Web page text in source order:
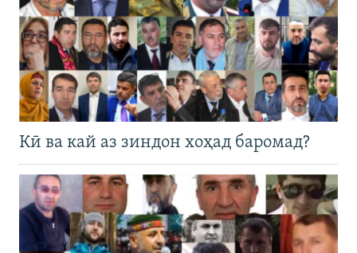
Кӣ ва кай аз зиндон хоҳад баромад?